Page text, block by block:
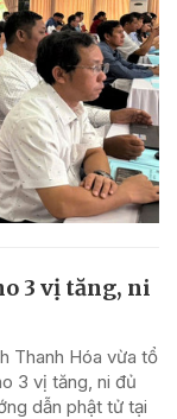
3 vị tăng, ni
Thanh Hóa vừa tổ
3 vị tăng, ni đủ
dẫn phật tử tại